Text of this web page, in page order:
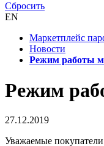
Сбросить
EN
Маркетплейс
Новости
Режим работы
Режим
27.12.2019
Уважаемые